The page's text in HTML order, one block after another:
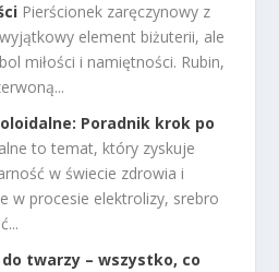
Pierścionek zaręczynowy z
element biżuterii, ale
miłości i namiętności. Rubin,
Poradnik krok po
to temat, który zyskuje
w świecie zdrowia i
w procesie elektrolizy, srebro
do twarzy – wszystko, co